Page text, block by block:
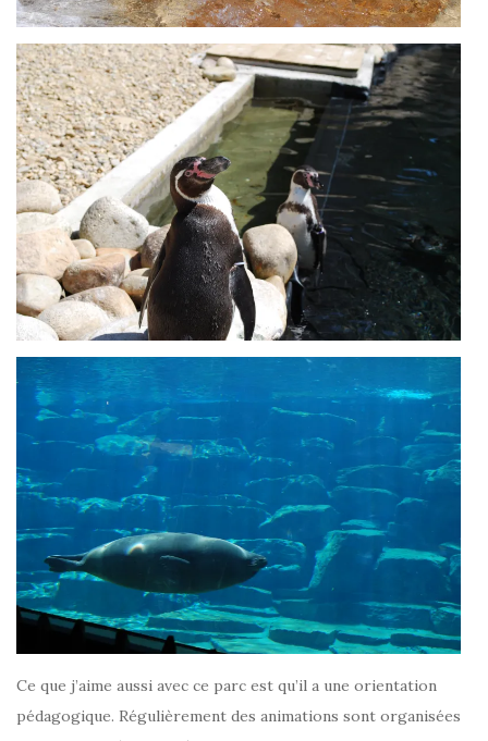
Ce que j’aime aussi avec ce parc est qu’il a une orientation
pédagogique. Régulièrement des animations sont organisées